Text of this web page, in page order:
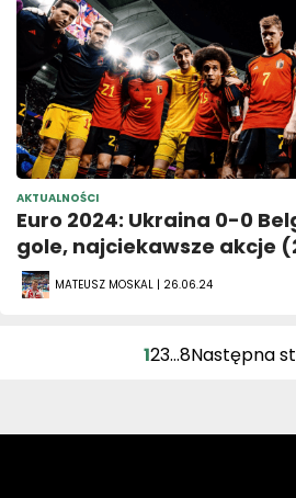
AKTUALNOŚCI
Euro 2024: Ukraina 0-0
gole, najciekawsze akcje
MATEUSZ MOSKAL | 26.06.24
123…8Następna